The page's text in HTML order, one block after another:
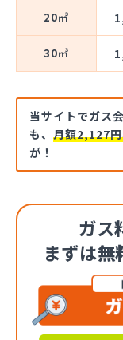
20㎥
30㎥
当サイトでガス
も、 月額2,127
が！
ガス
まずは無